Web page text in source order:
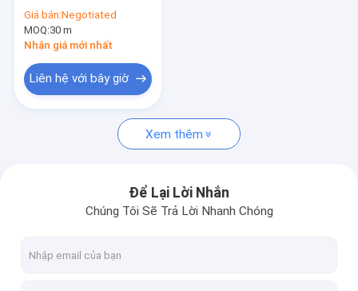
nghiệp ô tô chống
mài mòn
Giá bán:Negotiated
MOQ:30 m
Nhận giá mới nhất
Liên hệ với bây giờ
Xem thêm
Để Lại Lời Nhắn
Chúng Tôi Sẽ Trả Lời Nhanh Chóng